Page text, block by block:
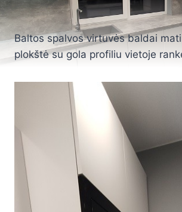
Baltos spalvos virtuvės baldai
plokštė su gola profiliu vietoje